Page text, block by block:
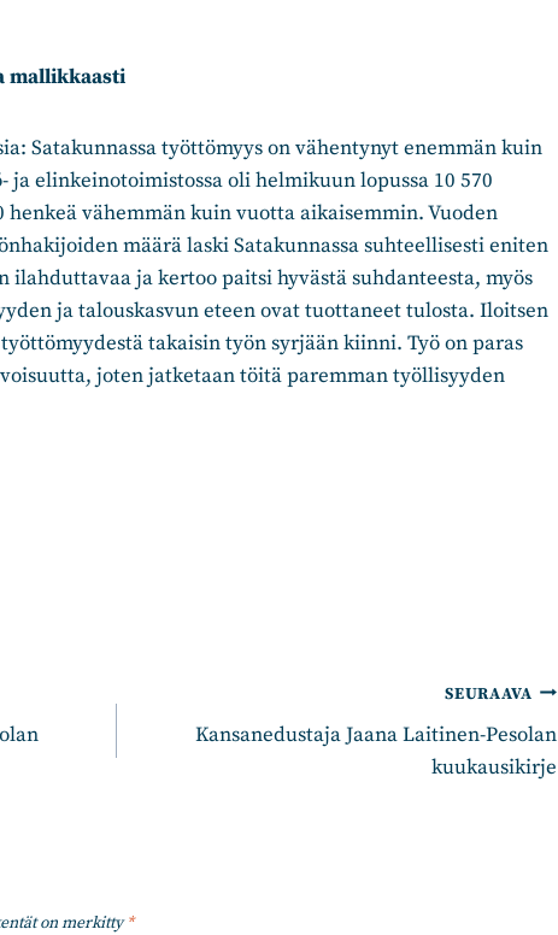
mallikkaasti
Satakunnassa työttömyys on vähentynyt enemmän kuin
ja elinkeinotoimistossa oli helmikuun lopussa 10 570
vähemmän kuin vuotta aikaisemmin. Vuoden
määrä laski Satakunnassa suhteellisesti eniten
ilahduttavaa ja kertoo paitsi hyvästä suhdanteesta, myös
ja talouskasvun eteen ovat tuottaneet tulosta. Iloitsen
takaisin työn syrjään kiinni. Työ on paras
joten jatketaan töitä paremman työllisyyden
SEURAAVA
Kansanedustaja Jaana Laitinen-Pesolan
kuukausikirje
on merkitty*